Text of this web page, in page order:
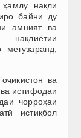
нақли
байни ду
амният ва
ва
истифодаи
чорроҳаи
истиқбол